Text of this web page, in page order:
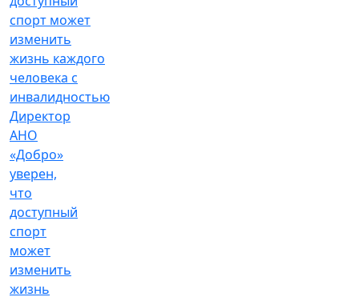
Директор
АНО
«Добро»
уверен,
что
доступный
спорт
может
изменить
жизнь